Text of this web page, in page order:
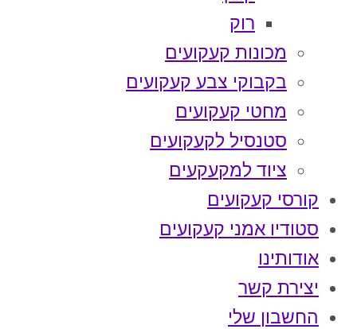
רוק
מכונות קעקועים
בקבוקי צבע קעקועים
מחטי קעקועים
סטנסיל לקעקועים
ציוד למקעקעים
קורסי קעקועים
סטודיו אמני קעקועים
אודותינו
יצירת קשר
החשבון שלי